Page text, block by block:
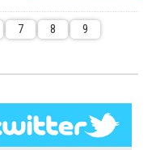
7 8
9